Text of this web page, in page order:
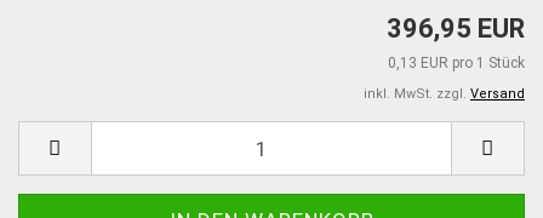
396,95 EUR
0,13 EUR pro 1 Stück
inkl. MwSt. zzgl. Versand